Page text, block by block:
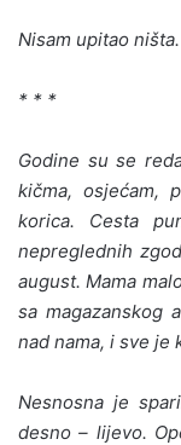
Nisam upitao
* * *
Godine su se
kičma, osjećam,
korica. Cesta
nepreglednih
august. Mama
sa magazanskog
nad nama, i sve je
Nesnosna je
desno – lijevo.